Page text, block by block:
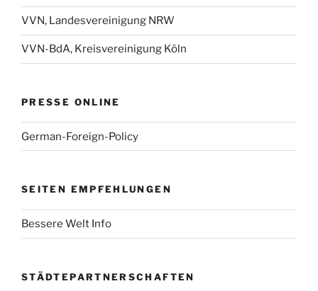
VVN, Landesvereinigung NRW
VVN-BdA, Kreisvereinigung Köln
PRESSE ONLINE
German-Foreign-Policy
SEITEN EMPFEHLUNGEN
Bessere Welt Info
STÄDTEPARTNERSCHAFTEN